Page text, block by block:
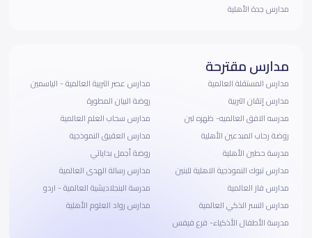
مدارس جدة الأهلية
مدارس مقترحة
مدارس المستقلة العالمية
مدارس إتقان التربية
مدرسه الافق العالميه- ظهره لبن
روضة رحاب المبدعين الأهلية
مدرسة حطين الأهلية
مدارس تبوك النموذجية الاهلية للبنين
مدارس فاز العالمية
مدارس النسر الذكي العالمية
مدرسة الأطفال الأذكياء- فرع فيفس
مدارس عصر التربية العالمية - الياسمين
روضة البيان المطورة
مدارس سحاب العلم العالمية
مدارس العقيق النموذجية
روضة أجمل بداياتي
مدارس رسالة الهدى العالمية
مدرسة البنجلاديشية العالمية - اردو
مدارس رواد العلوم الأهلية